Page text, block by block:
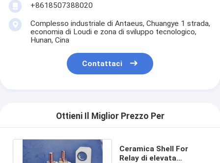
+8618507388020
Complesso industriale di Antaeus, Chuangye 1 strada,
economia di Loudi e zona di sviluppo tecnologico,
Hunan, Cina
Contattaci
Ottieni Il Miglior Prezzo Per
Ceramica Shell For
Relay di elevata